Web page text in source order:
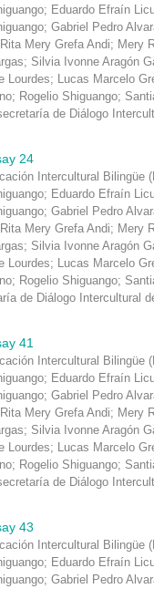
; Eduardo Efraín
; Gabriel Pedro
Rita Mery Grefa Andi; Mery
; Silvia Ivonne Aragón
Lourdes; Lucas Marcelo
; Rogelio Shiguango;
de Diálogo
24
Intercultural Bilingüe
; Eduardo Efraín
; Gabriel Pedro
Rita Mery Grefa Andi; Mery
; Silvia Ivonne Aragón
Lourdes; Lucas Marcelo
; Rogelio Shiguango;
de Diálogo Intercultural
41
Intercultural Bilingüe
; Eduardo Efraín
; Gabriel Pedro
Rita Mery Grefa Andi; Mery
; Silvia Ivonne Aragón
Lourdes; Lucas Marcelo
; Rogelio Shiguango;
de Diálogo
43
Intercultural Bilingüe
; Eduardo Efraín
; Gabriel Pedro